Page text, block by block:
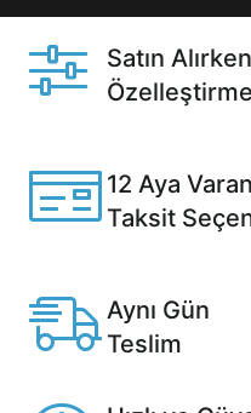
Satın Alırken
12 Aya Varan
Taksit
Aynı Gün
Teslim